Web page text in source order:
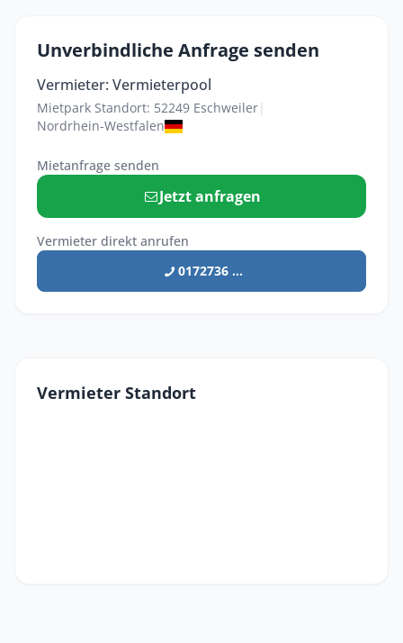
Unverbindliche Anfrage senden
Vermieter: Vermieterpool
Mietpark Standort: 52249 Eschweiler|
Nordrhein-Westfalen
Mietanfrage senden
Jetzt anfragen
Vermieter direkt anrufen
0172736 ...
Vermieter Standort